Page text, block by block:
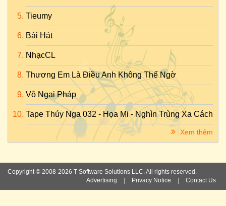
Tieumy
Bài Hát
NhạcCL
Thương Em Là Điều Anh Không Thể Ngờ
Vô Ngại Pháp
Tape Thúy Nga 032 - Họa Mi - Nghìn Trùng Xa Cách
Xem thêm
Copyright © 2008-2026 T Software Solutions LLC. All rights reserved.
Advertising
Privacy Notice Contact Us